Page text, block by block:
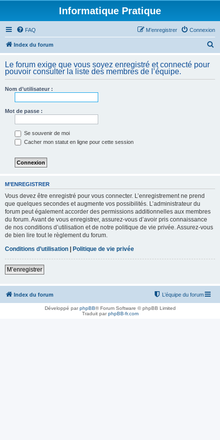
Informatique Pratique
FAQ Connexion
M’enregistrer
Index du forum
h
Le forum exige que vous soyez enregistré et connecté pour
pouvoir consulter la liste des membres de l’équipe.
Nom d’utilisateur :
Mot de passe :
Se souvenir de moi
Cacher mon statut en ligne pour cette session
M’ENREGISTRER
Vous devez être enregistré pour vous connecter. L’enregistrement ne prend
que quelques secondes et augmente vos possibilités. L’administrateur du
forum peut également accorder des permissions additionnelles aux membres
du forum. Avant de vous enregistrer, assurez-vous d’avoir pris connaissance
de nos conditions d’utilisation et de notre politique de vie privée. Assurez-vous
de bien lire tout le règlement du forum.
Conditions d’utilisation | Politique de vie privée
M’enregistrer
Index du forum L’équipe du forum
Développé parphpBB® Forum Software © phpBB Limited
Traduit parphpBB-fr.com